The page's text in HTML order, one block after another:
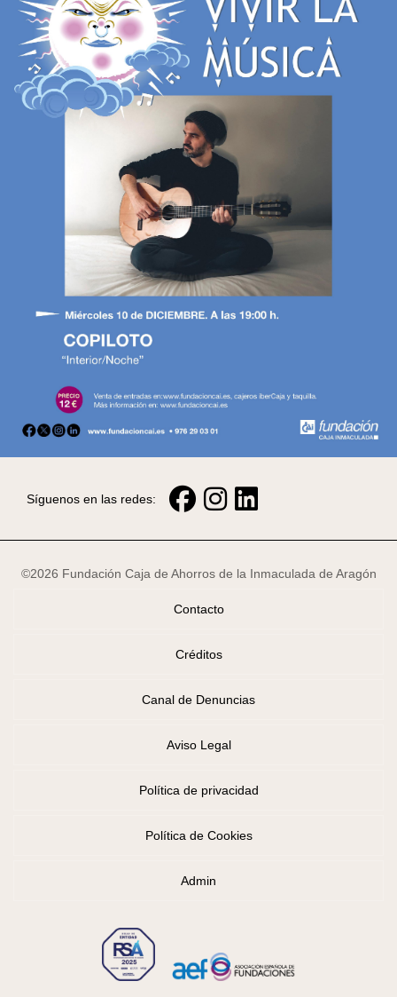
Síguenos en las redes:
©2026 Fundación Caja de Ahorros de la Inmaculada de Aragón
Contacto
Créditos
Canal de Denuncias
Aviso Legal
Política de privacidad
Política de Cookies
Admin